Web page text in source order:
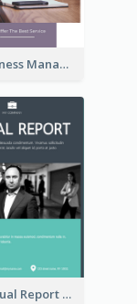
Kaki Business Management Reports
Teal Annual Report